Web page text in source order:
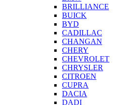
BRILLIANCE
BUICK
BYD
CADILLAC
CHANGAN
CHERY
CHEVROLET
CHRYSLER
CITROEN
CUPRA
DACIA
DADI